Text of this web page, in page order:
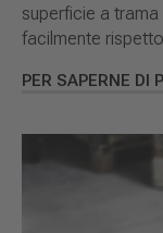
superficie a
facilmente
PER SAPERNE DI